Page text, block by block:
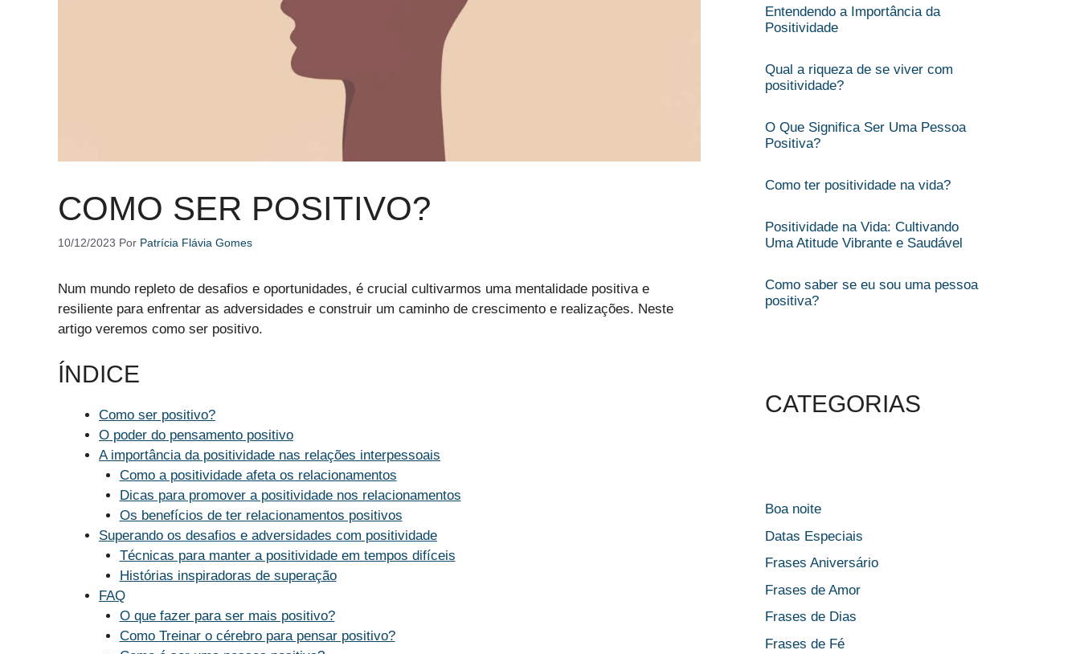
COMO SER POSITIVO?
10/12/2023 Por Patrícia Flávia Gomes
Num mundo repleto de desafios e oportunidades, é crucial cultivarmos uma mentalidade positiva e
resiliente para enfrentar as adversidades e construir um caminho de crescimento e realizações. Neste
artigo veremos como ser positivo.
ÍNDICE
Como ser positivo?
O poder do pensamento positivo
A importância da positividade nas relações interpessoais
Como a positividade afeta os relacionamentos
Dicas para promover a positividade nos relacionamentos
Os benefícios de ter relacionamentos positivos
Superando os desafios e adversidades com positividade
Técnicas para manter a positividade em tempos difíceis
Histórias inspiradoras de superação
FAQ
O que fazer para ser mais positivo?
Como Treinar o cérebro para pensar positivo?
Entendendo a Importância da
Positividade
Qual a riqueza de se viver com
positividade?
O Que Significa Ser Uma Pessoa
Positiva?
Como ter positividade na vida?
Positividade na Vida: Cultivando
Uma Atitude Vibrante e Saudável
Como saber se eu sou uma pessoa
positiva?
CATEGORIAS
Boa noite
Datas Especiais
Frases Aniversário
Frases de Amor
Frases de Dias
Frases de Fé